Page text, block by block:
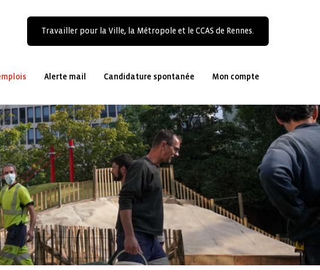
Travailler pour la Ville, la Métropole et le CCAS de Rennes.
Alerte mail Candidature spontanée Mon compte